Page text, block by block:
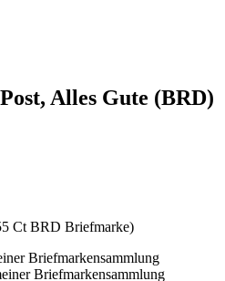
Alles Gute (BRD)
Ct BRD Briefmarke)